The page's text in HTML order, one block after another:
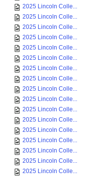
2025 Lincoln Colle...
2025 Lincoln Colle...
2025 Lincoln Colle...
2025 Lincoln Colle...
2025 Lincoln Colle...
2025 Lincoln Colle...
2025 Lincoln Colle...
2025 Lincoln Colle...
2025 Lincoln Colle...
2025 Lincoln Colle...
2025 Lincoln Colle...
2025 Lincoln Colle...
2025 Lincoln Colle...
2025 Lincoln Colle...
2025 Lincoln Colle...
2025 Lincoln Colle...
2025 Lincoln Colle...